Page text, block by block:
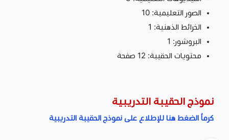
الصور التعليمية: 10
الخرائط الذهنية: 1
البروشور: 1
محتويات الحقيبة: 12 صفحة
نموذج الحقيبة التدريبية
كرماُ الضغط هنا للإطلاع على نموذج الحقيبة التدريبية